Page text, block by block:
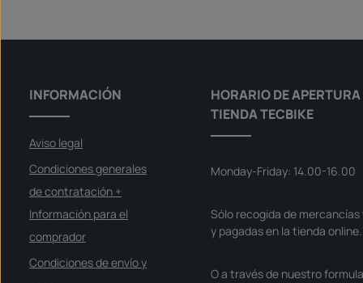
producto no está asignado a un vehículo específico - por
b
l
a
o
e
e
t
r
e
g
:
o
f
r
INFORMACIÓN
Aviso legal
Condiciones generales
de contratación +
Información para el
comprador
Condiciones de envío y
HORARIO DE APERTURA
TIENDA TECBIKE
Monday-Friday: 14.00-16.00
Sólo recogida de mercancías
y pagadas en la tienda online.
O a través de nuestro